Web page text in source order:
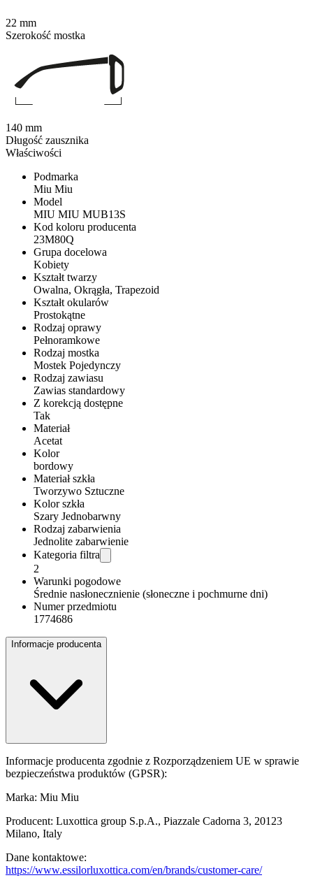
Właściwości
Podmarka
Miu Miu
Model
MIU MIU MUB13S
Kod koloru producenta
23M80Q
Grupa docelowa
Kobiety
Kształt twarzy
Owalna, Okrągła, Trapezoid
Kształt okularów
Prostokątne
Rodzaj oprawy
Pełnoramkowe
Rodzaj mostka
Mostek Pojedynczy
Rodzaj zawiasu
Zawias standardowy
Z korekcją dostępne
Tak
Materiał
Acetat
Kolor
bordowy
Materiał szkła
Tworzywo Sztuczne
Kolor szkła
Szary Jednobarwny
Rodzaj zabarwienia
Jednolite zabarwienie
Kategoria filtra
2
Warunki pogodowe
Średnie nasłonecznienie (słoneczne i pochmurne dni)
Numer przedmiotu
1774686
Informacje producenta
Informacje producenta zgodnie z Rozporządzeniem UE w sprawie
bezpieczeństwa produktów (GPSR):
Marka: Miu Miu
Producent: Luxottica group S.p.A., Piazzale Cadorna 3, 20123
Milano, Italy
Dane kontaktowe:
https://www.essilorluxottica.com/en/brands/customer-care/
22 mm
Szerokość mostka
140 mm
Długość zausznika